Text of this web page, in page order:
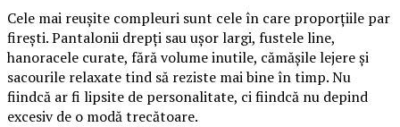
Cele mai reușite compleuri sunt cele în care proporțiile par
firești. Pantalonii drepți sau ușor largi, fustele line,
hanoracele curate, fără volume inutile, cămășile lejere și
sacourile relaxate tind să reziste mai bine în timp. Nu
fiindcă ar fi lipsite de personalitate, ci fiindcă nu depind
excesiv de o modă trecătoare.